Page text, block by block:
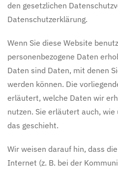
den gesetzlichen
Datenschutzerklärung.
Wenn Sie diese Website
personenbezogene Daten
Daten sind Daten, mit denen
werden können. Die
erläutert, welche Daten wir
nutzen. Sie erläutert auch, wie
das geschieht.
Wir weisen darauf hin, dass
Internet (z. B. bei der